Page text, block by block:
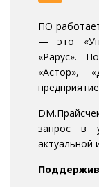
ПО
— это
«Рарус».
«Астор»,
запрос в
актуальной